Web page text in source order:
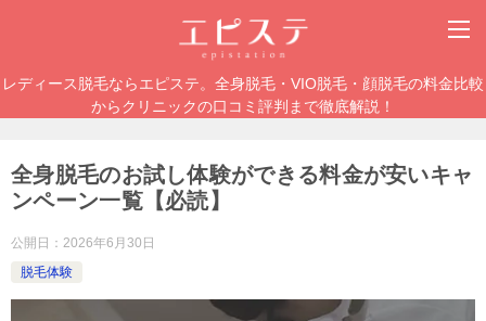
レディース脱毛ならエピステ。全身脱毛・VIO脱毛・顔脱毛の料金比較
からクリニックの口コミ評判まで徹底解説！
全身脱毛のお試し体験ができる料金が安いキャ
ンペーン一覧【必読】
公開日： 2026年6月30日
脱毛体験